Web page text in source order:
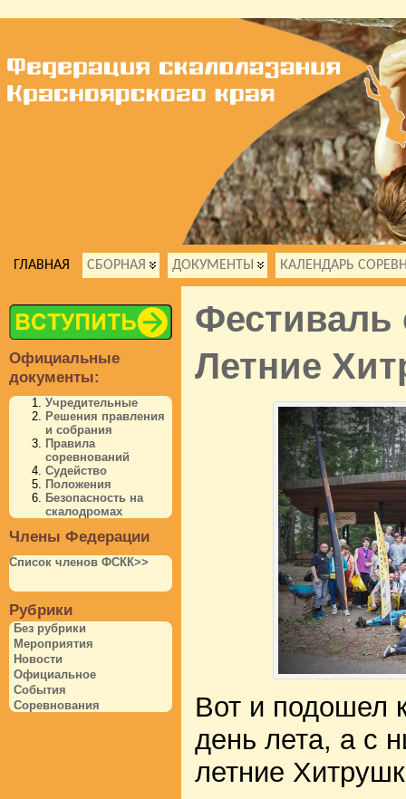
ГЛАВНАЯ СБОРНАЯ ДОКУМЕНТЫ КАЛЕНДАРЬ
Официальные
документы:
Учредительные
Решения правления
и собрания
Правила
соревнований
Судейство
Положения
Безопасность на
скалодромах
Члены Федерации
Список членов ФСКК>>
Рубрики
Без рубрики
Мероприятия
Новости
Официальное
События
Соревнования
Фестиваль
Летние
Вот и подошел
день лета, а с
летние